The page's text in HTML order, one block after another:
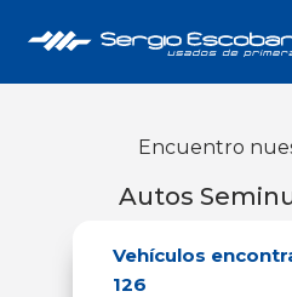
Encuentro
Autos
Vehículos
126